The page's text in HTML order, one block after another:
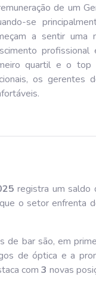
de um
se
a sentir uma
quartil e o top
os gerentes
5 registra um saldo
o setor enfrenta
bar são, em
de óptica e a
com 3 novas